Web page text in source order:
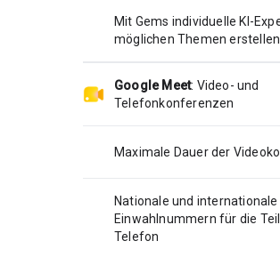
Mit Gems individuelle KI-
möglichen Themen erstellen
Google Meet: Video- und
Telefonkonferenzen
Maximale Dauer der
Nationale und internationale
Einwahlnummern für die
Telefon